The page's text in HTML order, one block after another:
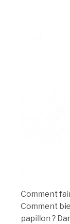
Comment
Comment
papillon ?